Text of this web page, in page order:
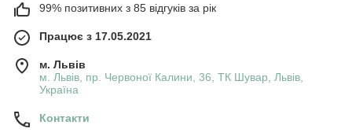
99% позитивних з 85 відгуків за рік
Працює з 17.05.2021
м. Львів
м. Львів, пр. Червоної Калини, 36, ТК Шувар, Львів,
Україна
Контакти